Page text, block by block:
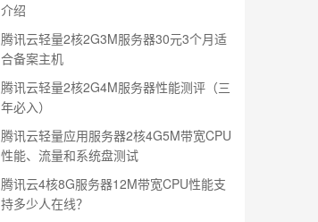
介绍
腾讯云轻量2核2G3M服务器30元3个月适
合备案主机
腾讯云轻量2核2G4M服务器性能测评（三
年必入）
腾讯云轻量应用服务器2核4G5M带宽CPU
性能、流量和系统盘测试
腾讯云4核8G服务器12M带宽CPU性能支
持多少人在线？